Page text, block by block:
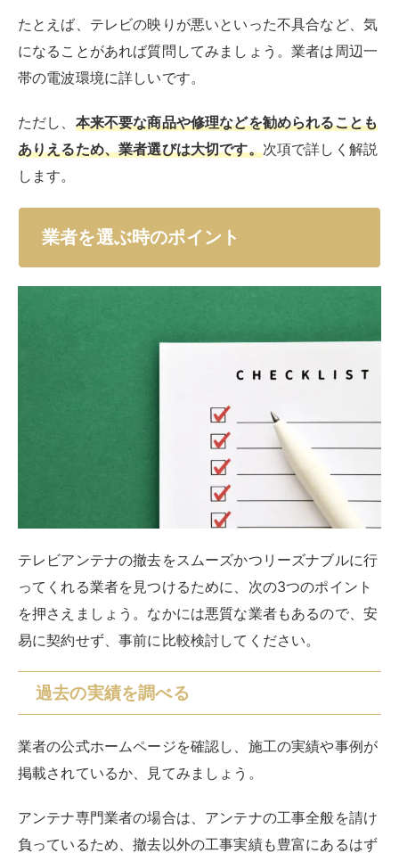
負っているため、撤去以外の工事実績も豊富にあるはず
です。
より安心して依頼できます。
口コミを確認する
業者の公式ホームページだけでなく、インターネットで
見積りと実際の請求額
高評価が並んでいても、不自然なところがないか、一歩
引いてみてみてください。
口コミによる評価を見ていくと、一般的な傾向として、
アンテナ専門業者の場合は、ある程度サービスの品質が
均一ですが、引越業者や家電量販店の場合、技術や対応
保証サービスの有無を確認する
テレビアンテナの撤去にあたって業者を選ぶ際には、保
作業後しばらく経って不具合に気づくことや、テレビア